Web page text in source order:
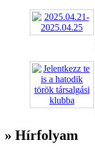
» Hírfolyam